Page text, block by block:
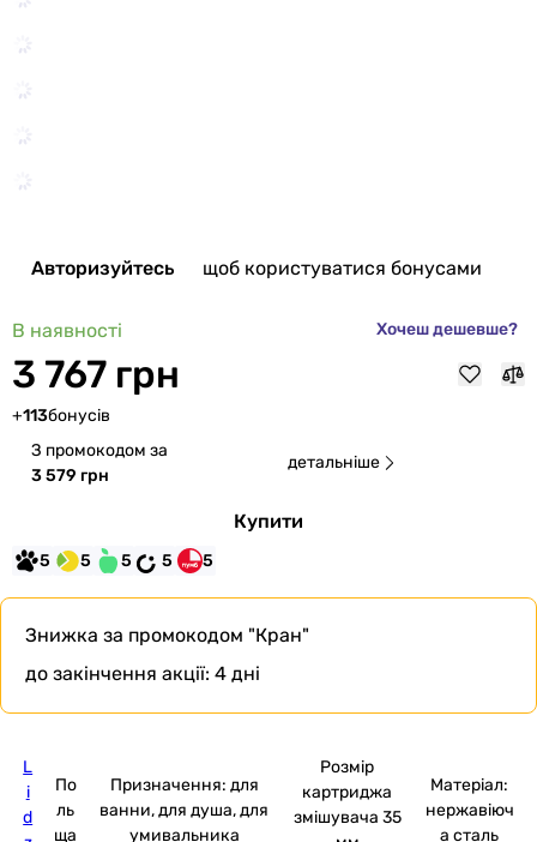
Авторизуйтесь щоб користуватися бонусами
В наявності Хочеш дешевше?
3 767 грн
+113бонусів
З промокодом за
3 579 грн
детальніше
Купити
5 5 5 5 5
Знижка за промокодом "Кран"
до закінчення акції: 4 дні
L
i
d
По
ль
ща
Призначення: для
ванни, для душа, для
умивальника
Розмір
картриджа
змішувача 35
Матеріал:
нержавіюч
а сталь